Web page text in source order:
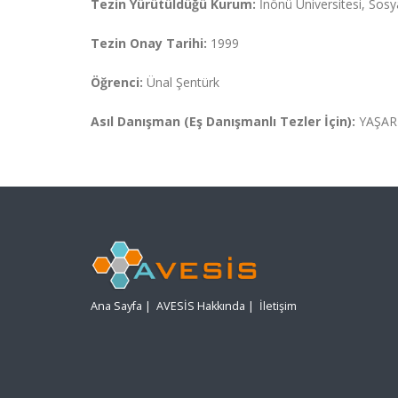
Tezin Yürütüldüğü Kurum: İnönü Üniversitesi,
Tezin Onay Tarihi: 1999
Öğrenci: Ünal Şentürk
Asıl Danışman (Eş Danışmanlı Tezler İçin):
Ana Sayfa | AVESİS Hakkında | İletişim